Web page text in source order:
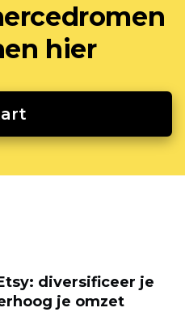
hier
diversificeer je
je omzet